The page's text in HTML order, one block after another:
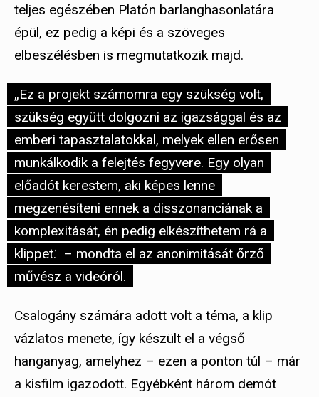
teljes egészében Platón barlanghasonlatára
épül, ez pedig a képi és a szöveges
elbeszélésben is megmutatkozik majd.
„Ez a projekt számomra egy szükség volt,
szükség együtt dolgozni az igazsággal és az
emberi tapasztalatokkal, melyek ellen erősen
munkálkodik a felejtés fegyvere. Egy olyan
előadót kerestem, aki képes lenne
megzenésíteni ennek a disszonanciának a
komplexitását, én pedig elkészíthetem rá a
klippet.” – mondta el az anonimitását őrző
művész a videóról.
Csalogány számára adott volt a téma, a klip
vázlatos menete, így készült el a végső
hanganyag, amelyhez – ezen a ponton túl – már
a kisfilm igazodott. Egyébként három demót